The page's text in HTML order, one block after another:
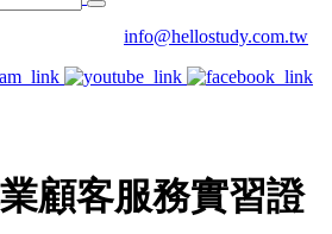
info@hellostudy.com.tw
顧客服務實習證